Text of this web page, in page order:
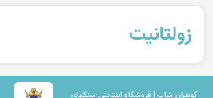
زولتانیت
گوهران شاپ | فروشگاه اینترنتی سنگهای